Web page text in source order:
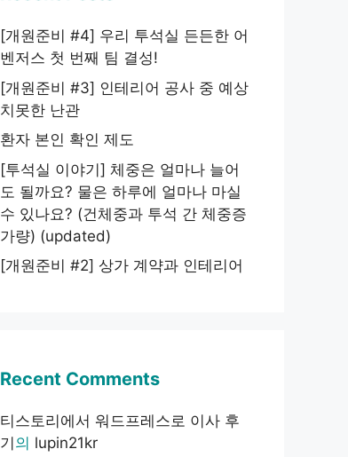
[개원준비 #4] 우리 투석실 든든한 어
벤저스 첫 번째 팀 결성!
[개원준비 #3] 인테리어 공사 중 예상
치못한 난관
환자 본인 확인 제도
[투석실 이야기] 체중은 얼마나 늘어
도 될까요? 물은 하루에 얼마나 마실
수 있나요? (건체중과 투석 간 체중증
가량) (updated)
[개원준비 #2] 상가 계약과 인테리어
Recent Comments
티스토리에서 워드프레스로 이사 후
기 의 lupin21kr